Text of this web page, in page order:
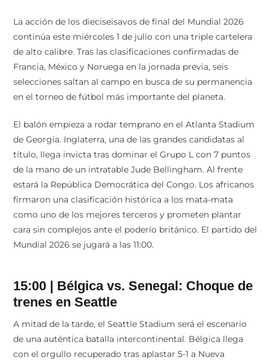
La acción de los dieciseisavos de final del Mundial 2026
continúa este miércoles 1 de julio con una triple cartelera
de alto calibre. Tras las clasificaciones confirmadas de
Francia, México y Noruega en la jornada previa, seis
selecciones saltan al campo en busca de su permanencia
en el torneo de fútbol más importante del planeta.
El balón empieza a rodar temprano en el Atlanta Stadium
de Georgia. Inglaterra, una de las grandes candidatas al
título, llega invicta tras dominar el Grupo L con 7 puntos
de la mano de un intratable Jude Bellingham. Al frente
estará la República Democrática del Congo. Los africanos
firmaron una clasificación histórica a los mata-mata
como uno de los mejores terceros y prometen plantar
cara sin complejos ante el poderío británico. El partido del
Mundial 2026 se jugará a las 11:00.
15:00 | Bélgica vs. Senegal: Choque de
trenes en Seattle
A mitad de la tarde, el Seattle Stadium será el escenario
de una auténtica batalla intercontinental. Bélgica llega
con el orgullo recuperado tras aplastar 5-1 a Nueva